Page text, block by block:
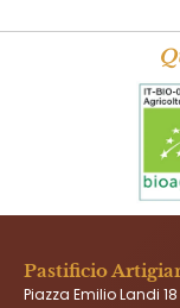
Pastificio
Piazza Emilio Landi 18